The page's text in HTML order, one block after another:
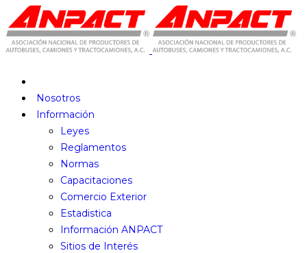
Nosotros
Información
Leyes
Reglamentos
Normas
Capacitaciones
Comercio Exterior
Estadistica
Información ANPACT
Sitios de Interés